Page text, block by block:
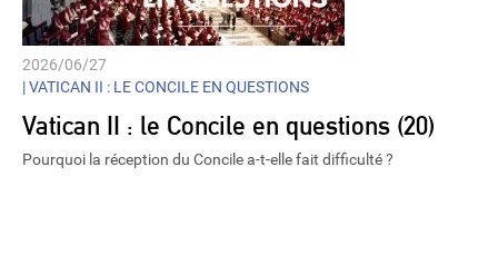
2026/06/27
|VATICAN II : LE CONCILE EN QUESTIONS
Vatican II : le Concile en questions (20)
Pourquoi la réception du Concile a-t-elle fait difficulté ?